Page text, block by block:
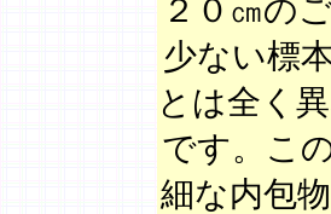
２０㎝の
少ない標
とは全く
です。こ
細な内包